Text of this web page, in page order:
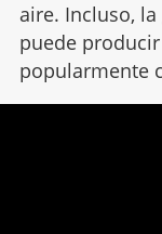
aire. Incluso,
puede
popularmente